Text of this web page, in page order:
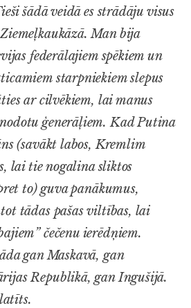
šādā veidā es strādāju visus
Man bija
federālajiem spēkiem un
starpniekiem slepus
ar cilvēkiem, lai manus
ģenerāļiem. Kad Putina
(savākt labos, Kremlim
lai tie nogalina sliktos
to) guva panākumus,
tādas pašas viltības, lai
čečenu ierēdņiem.
gan Maskavā, gan
Republikā, gan Ingušijā.